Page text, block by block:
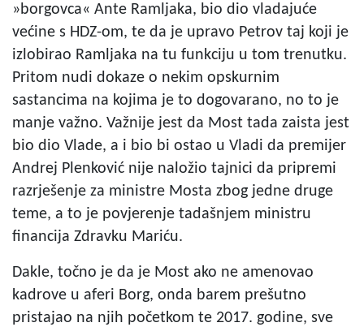
»borgovca« Ante Ramljaka, bio dio vladajuće
većine s HDZ-om, te da je upravo Petrov taj koji je
izlobirao Ramljaka na tu funkciju u tom trenutku.
Pritom nudi dokaze o nekim opskurnim
sastancima na kojima je to dogovarano, no to je
manje važno. Važnije jest da Most tada zaista jest
bio dio Vlade, a i bio bi ostao u Vladi da premijer
Andrej Plenković nije naložio tajnici da pripremi
razrješenje za ministre Mosta zbog jedne druge
teme, a to je povjerenje tadašnjem ministru
financija Zdravku Mariću.
Dakle, točno je da je Most ako ne amenovao
kadrove u aferi Borg, onda barem prešutno
pristajao na njih početkom te 2017. godine, sve